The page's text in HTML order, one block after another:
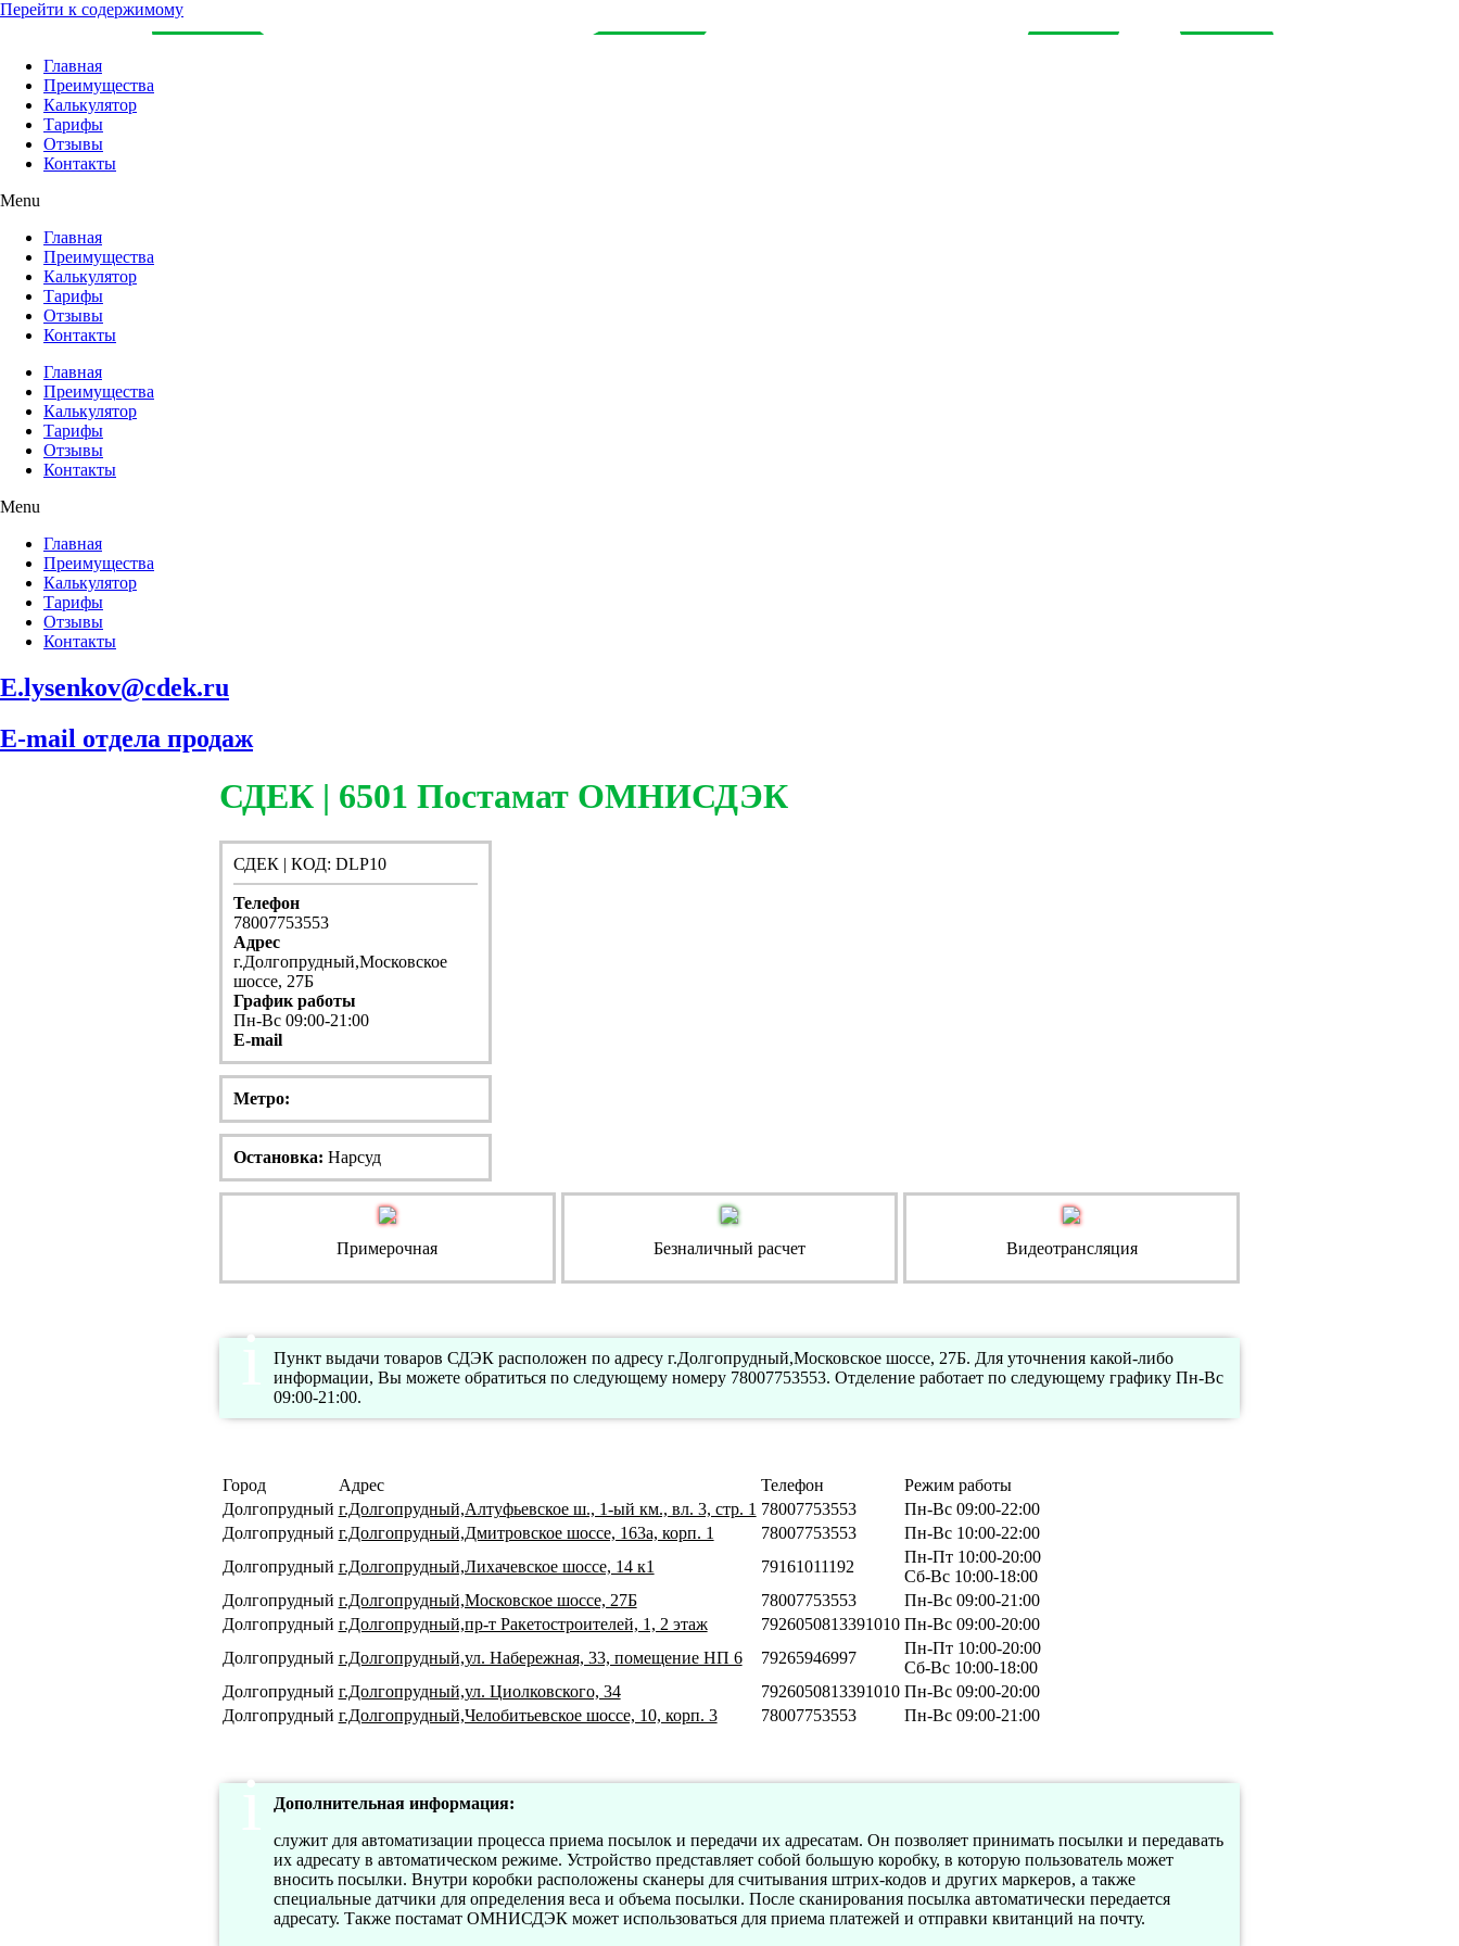
Перейти к содержимому
Главная
Преимущества
Калькулятор
Тарифы
Отзывы
Контакты
Menu
Главная
Преимущества
Калькулятор
Тарифы
Отзывы
Контакты
Главная
Преимущества
Калькулятор
Тарифы
Отзывы
Контакты
Menu
Главная
Преимущества
Калькулятор
Тарифы
Отзывы
Контакты
E.lysenkov@cdek.ru
E-mail отдела продаж
СДЕК | 6501 Постамат ОМНИСДЭК
СДЕК | КОД: DLP10
Телефон
78007753553
Адрес
г.Долгопрудный,Московское
шоссе, 27Б
График работы
Пн-Вс 09:00-21:00
E-mail
Метро:
Остановка: Нарсуд
Примерочная Безналичный расчет Видеотрансляция
Пункт выдачи товаров СДЭК расположен по адресу г.Долгопрудный,Московское шоссе, 27Б. Для уточнения какой-либо
информации, Вы можете обратиться по следующему номеру 78007753553. Отделение работает по следующему графику Пн-Вс
09:00-21:00.
Город Адрес Телефон
Режим работы
Долгопрудный г.Долгопрудный,Алтуфьевское ш., 1-ый км., вл. 3, стр. 1 78007753553
Пн-Вс 09:00-22:00
Долгопрудный г.Долгопрудный,Дмитровское шоссе, 163а, корп. 1 78007753553
Пн-Вс 10:00-22:00
Долгопрудный г.Долгопрудный,Лихачевское шоссе, 14 к1 79161011192
Пн-Пт 10:00-20:00
Сб-Вс 10:00-18:00
Долгопрудный г.Долгопрудный,Московское шоссе, 27Б 78007753553
Пн-Вс 09:00-21:00
Долгопрудный г.Долгопрудный,пр-т Ракетостроителей, 1, 2 этаж 7926050813391010 Пн-Вс 09:00-20:00
Долгопрудный г.Долгопрудный,ул. Набережная, 33, помещение НП 6 79265946997
Пн-Пт 10:00-20:00
Сб-Вс 10:00-18:00
Долгопрудный г.Долгопрудный,ул. Циолковского, 34 7926050813391010 Пн-Вс 09:00-20:00
Долгопрудный г.Долгопрудный,Челобитьевское шоссе, 10, корп. 3 78007753553 Пн-Вс 09:00-21:00
Дополнительная информация:
служит для автоматизации процесса приема посылок и передачи их адресатам. Он позволяет принимать посылки и передавать
их адресату в автоматическом режиме. Устройство представляет собой большую коробку, в которую пользователь может
вносить посылки. Внутри коробки расположены сканеры для считывания штрих-кодов и других маркеров, а также
специальные датчики для определения веса и объема посылки. После сканирования посылка автоматически передается
адресату. Также постамат ОМНИСДЭК может использоваться для приема платежей и отправки квитанций на почту.